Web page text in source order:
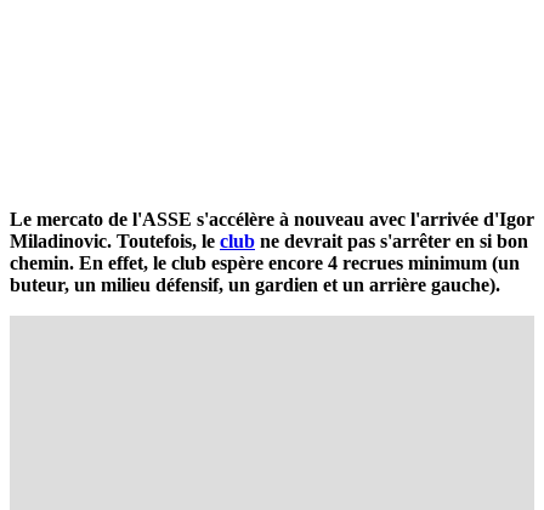
Le mercato de l'ASSE s'accélère à nouveau avec l'arrivée d'Igor
Miladinovic. Toutefois, le club ne devrait pas s'arrêter en si bon
chemin. En effet, le club espère encore 4 recrues minimum (un
buteur, un milieu défensif, un gardien et un arrière gauche).